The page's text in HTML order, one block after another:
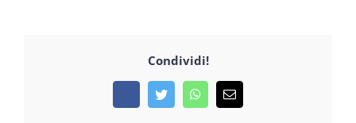
Condividi!
FacebookTwitterWhatsApp
Email